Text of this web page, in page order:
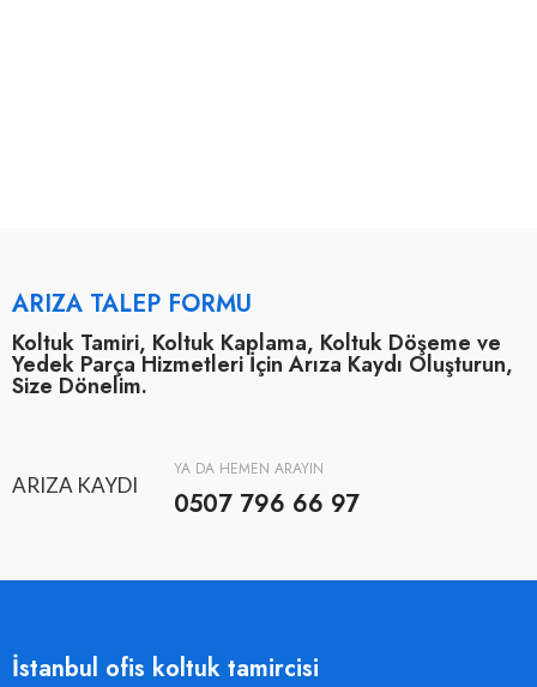
ARIZA TALEP FORMU
Koltuk Tamiri, Koltuk Kaplama, Koltuk Döşeme ve
Yedek Parça Hizmetleri İçin Arıza Kaydı Oluşturun,
Size Dönelim.
ARIZA KAYDI
YA DA HEMEN ARAYIN
0507 796 66 97
İstanbul ofis koltuk tamircisi